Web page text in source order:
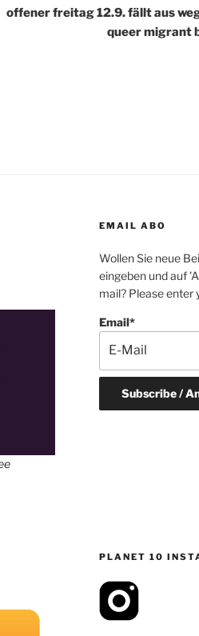
offener freitag 12.9. fällt aus
queer migrant
EMAIL ABO
Wollen Sie neue
eingeben und auf
mail? Please enter
Email*
PLANET 10